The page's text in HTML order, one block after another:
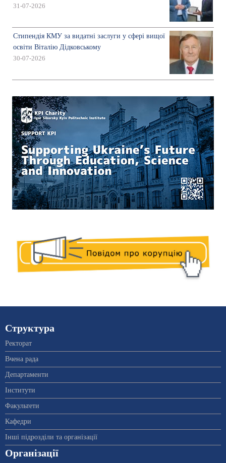
31-07-2026
Стипендія КМУ за видатні заслуги у сфері вищої
освіти Віталію Дідковському
30-07-2026
Структура
Ректорат
Вчена рада
Департаменти
Інститути
Факультети
Кафедри
Інші підрозділи та організації
Організації